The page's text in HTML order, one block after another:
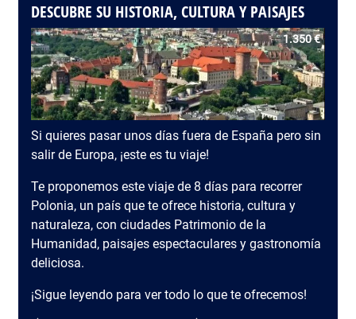
DESCUBRE SU HISTORIA, CULTURA Y PAISAJES
1.350 €
Si quieres pasar unos días fuera de España pero sin
salir de Europa, ¡este es tu viaje!
Te proponemos este viaje de 8 días para recorrer
Polonia, un país que te ofrece historia, cultura y
naturaleza, con ciudades Patrimonio de la
Humanidad, paisajes espectaculares y gastronomía
deliciosa.
¡Sigue leyendo para ver todo lo que te ofrecemos!